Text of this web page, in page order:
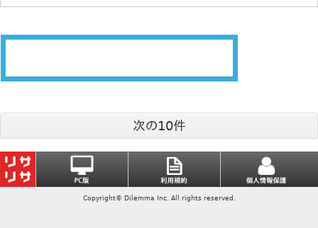
次の10件
Copyright© Dilemma Inc. All rights reserved.